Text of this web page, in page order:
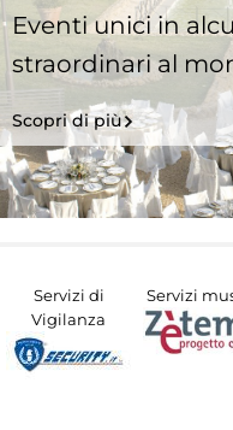
Eventi unici in
straordinari al
Scopri di più
Servizi di
Vigilanza
Servizi